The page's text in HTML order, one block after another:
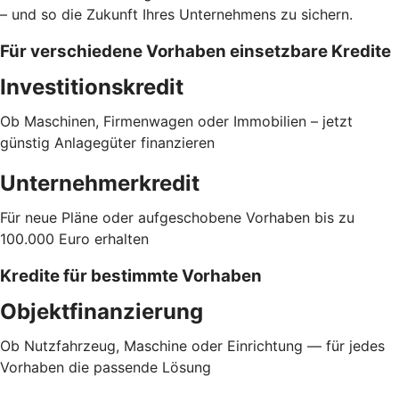
– und so die Zukunft Ihres Unternehmens zu sichern.
Für verschiedene Vorhaben einsetzbare Kredite
Investitionskredit
Ob Maschinen, Firmenwagen oder Immobilien – jetzt
günstig Anlagegüter finanzieren
Unternehmerkredit
Für neue Pläne oder aufgeschobene Vorhaben bis zu
100.000 Euro erhalten
Kredite für bestimmte Vorhaben
Objektfinanzierung
Ob Nutzfahrzeug, Maschine oder Einrichtung — für jedes
Vorhaben die passende Lösung